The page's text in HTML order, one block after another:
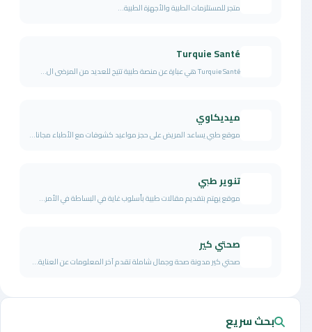
متجر للمستلزمات الطبية والأجهزة الطبية...
Turquie Santé
Turquie Santé هي عبارة عن منصة طبية تتيح للعديد من المرضى ال...
ميديكاوي
موقع طبي يساعد المريض على حجز مواعيد كشوفات مع الأطباء مجانا...
تنوير طبي
موقع يهتم بتقديم مقالات طبية بأسلوب غاية في البساطة في الأمر...
صحتي كير
صحتي كير مدونة صحة وجمال شاملة تقدم آخر المعلومات عن العناية...
بحث سريع